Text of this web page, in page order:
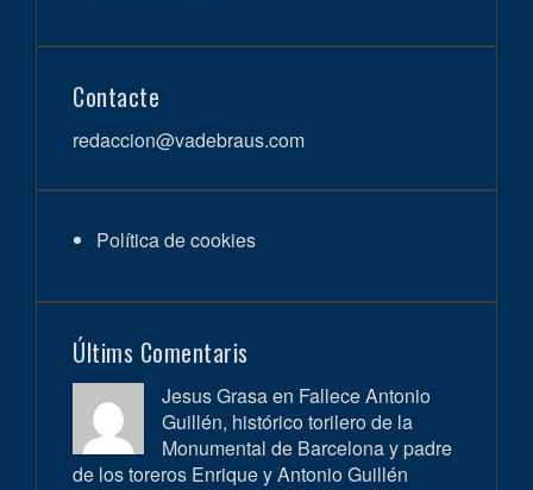
Contacte
redaccion@vadebraus.com
Política de cookies
Últims Comentaris
Jesus Grasa en Fallece Antonio
Guillén, histórico torilero de la
Monumental de Barcelona y padre
de los toreros Enrique y Antonio Guillén